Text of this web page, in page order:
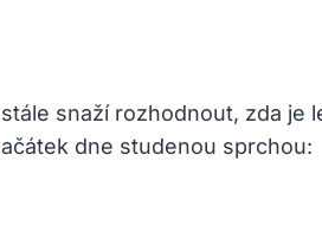
snaží rozhodnout, zda je
dne studenou sprchou: